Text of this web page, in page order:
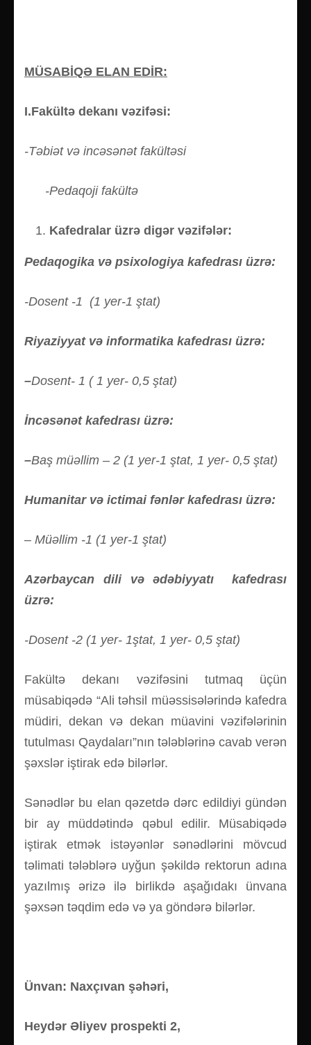
MÜSABİQƏ ELAN EDİR:
I.Fakültə dekanı vəzifəsi:
-Təbiət və incəsənət fakültəsi
-Pedaqoji fakültə
Kafedralar üzrə digər vəzifələr:
Pedaqogika və psixologiya kafedrası üzrə:
-Dosent -1 (1 yer-1 ştat)
Riyaziyyat və informatika kafedrası üzrə:
–Dosent- 1 ( 1 yer- 0,5 ştat)
İncəsənət kafedrası üzrə:
–Baş müəllim – 2 (1 yer-1 ştat, 1 yer- 0,5 ştat)
Humanitar və ictimai fənlər kafedrası üzrə:
– Müəllim -1 (1 yer-1 ştat)
Azərbaycan dili və ədəbiyyatı kafedrası
üzrə:
-Dosent -2 (1 yer- 1ştat, 1 yer- 0,5 ştat)
Fakültə dekanı vəzifəsini tutmaq üçün
müsabiqədə “Ali təhsil müəssisələrində kafedra
müdiri, dekan və dekan müavini vəzifələrinin
tutulması Qaydaları”nın tələblərinə cavab verən
şəxslər iştirak edə bilərlər.
Sənədlər bu elan qəzetdə dərc edildiyi gündən
bir ay müddətində qəbul edilir. Müsabiqədə
iştirak etmək istəyənlər sənədlərini mövcud
təlimati tələblərə uyğun şəkildə rektorun adına
yazılmış ərizə ilə birlikdə aşağıdakı ünvana
şəxsən təqdim edə və ya göndərə bilərlər.
Ünvan: Naxçıvan şəhəri,
Heydər Əliyev prospekti 2,